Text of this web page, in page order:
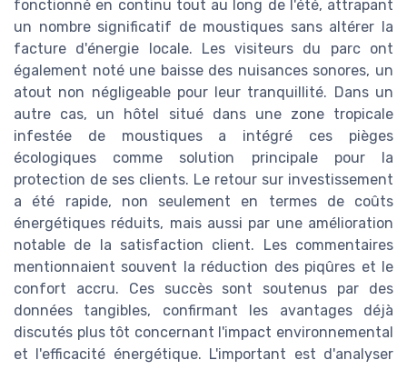
fonctionné en continu tout au long de l'été, attrapant
un nombre significatif de moustiques sans altérer la
facture d'énergie locale. Les visiteurs du parc ont
également noté une baisse des nuisances sonores, un
atout non négligeable pour leur tranquillité. Dans un
autre cas, un hôtel situé dans une zone tropicale
infestée de moustiques a intégré ces pièges
écologiques comme solution principale pour la
protection de ses clients. Le retour sur investissement
a été rapide, non seulement en termes de coûts
énergétiques réduits, mais aussi par une amélioration
notable de la satisfaction client. Les commentaires
mentionnaient souvent la réduction des piqûres et le
confort accru. Ces succès sont soutenus par des
données tangibles, confirmant les avantages déjà
discutés plus tôt concernant l'impact environnemental
et l'efficacité énergétique. L'important est d'analyser